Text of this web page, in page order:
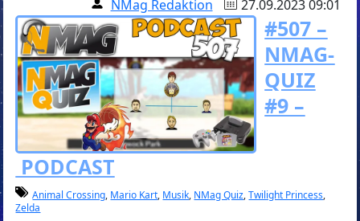
NMag Redaktion 27.09.2023 09:01
#507 –
NMAG-
QUIZ
#9 –
PODCAST
Animal Crossing, Mario Kart, Musik, NMag Quiz,Twilight Princess,
Zelda